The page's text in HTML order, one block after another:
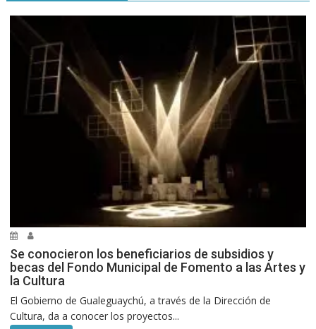
Se conocieron los beneficiarios de subsidios y
becas del Fondo Municipal de Fomento a las Artes y
la Cultura
El Gobierno de Gualeguaychú, a través de la Dirección de
Cultura, da a conocer los proyectos...